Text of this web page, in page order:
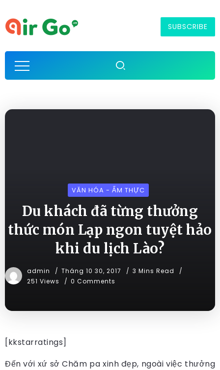
SUBSCRIBE
VĂN HÓA - ẨM THỰC
Du khách đã từng thưởng
thức món Lạp ngon tuyệt hảo
khi du lịch Lào?
admin Tháng 10 30, 2017
3 Mins Read
251 Views
0 Comments
[kkstarratings]
Đến với xứ sở Chăm pa xinh đẹp, ngoài việc thưởng